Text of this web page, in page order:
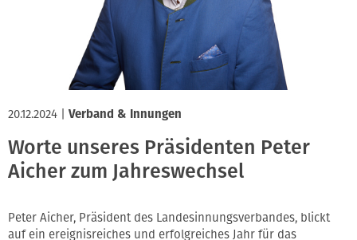
20.12.2024 Verband & Innungen
Worte unseres Präsidenten Peter
Aicher zum Jahreswechsel
Peter Aicher, Präsident des Landesinnungsverbandes, blickt
auf ein ereignisreiches und erfolgreiches Jahr für das